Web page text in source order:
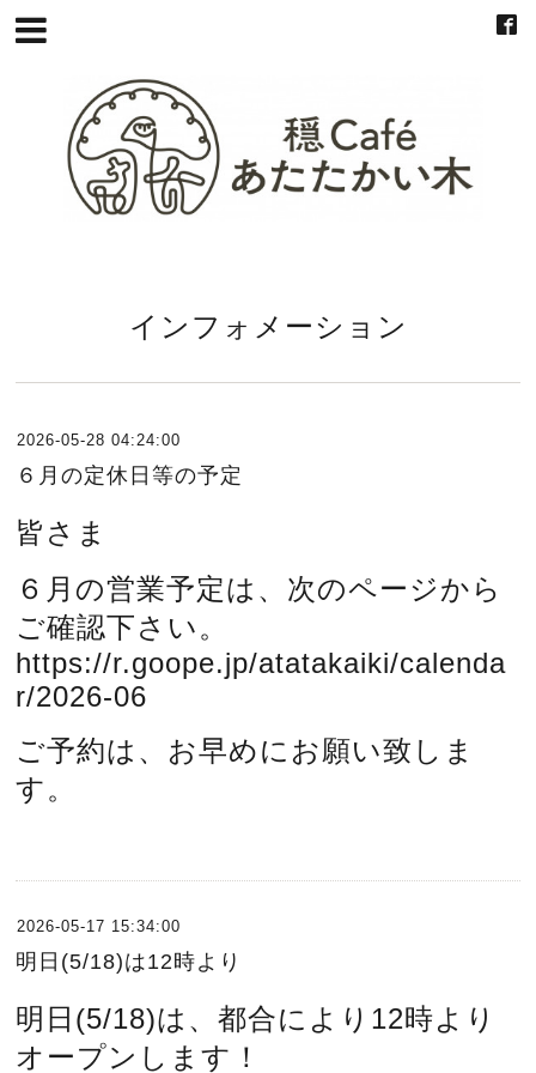
インフォメーション
2026-05-28 04:24:00
６月の定休日等の予定
皆さま
６月の営業予定は、次のページから
ご確認下さい。
https://r.goope.jp/atatakaiki/calenda
r/2026-06
ご予約は、お早めにお願い致しま
す。
2026-05-17 15:34:00
明日(5/18)は12時より
明日(5/18)は、都合により12時より
オープンします！